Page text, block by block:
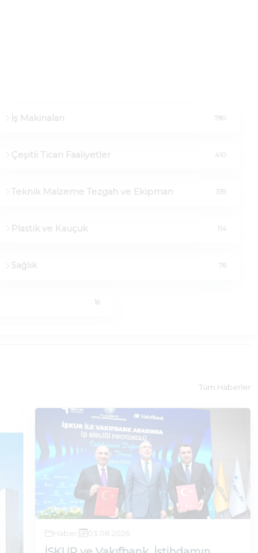
İş Makinaları 780
Çeşitli Ticari Faaliyetler 410
Teknik Malzeme Tezgah ve Ekipman 339
Plastik ve Kauçuk 114
Sağlık 76
16
Tüm Haberler
Haber 03.08.2026
İŞKUR ve
Artırılması İçin
Yürütecek
Türkiye İş Kurumu (İŞKUR) ile VakıfBank
İstihdama Değer İş Birliği Protokolü İmza
Güvenlik Bakanı Prof. Dr. Vedat Işıkhan’ın
Haber 03.08.2026